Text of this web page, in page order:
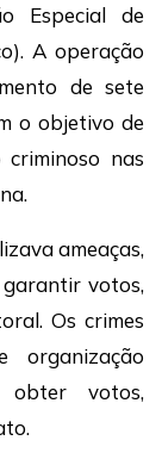
Especial de
A operação
de sete
o objetivo de
nas
ameaças,
votos,
Os crimes
organização
obter votos,